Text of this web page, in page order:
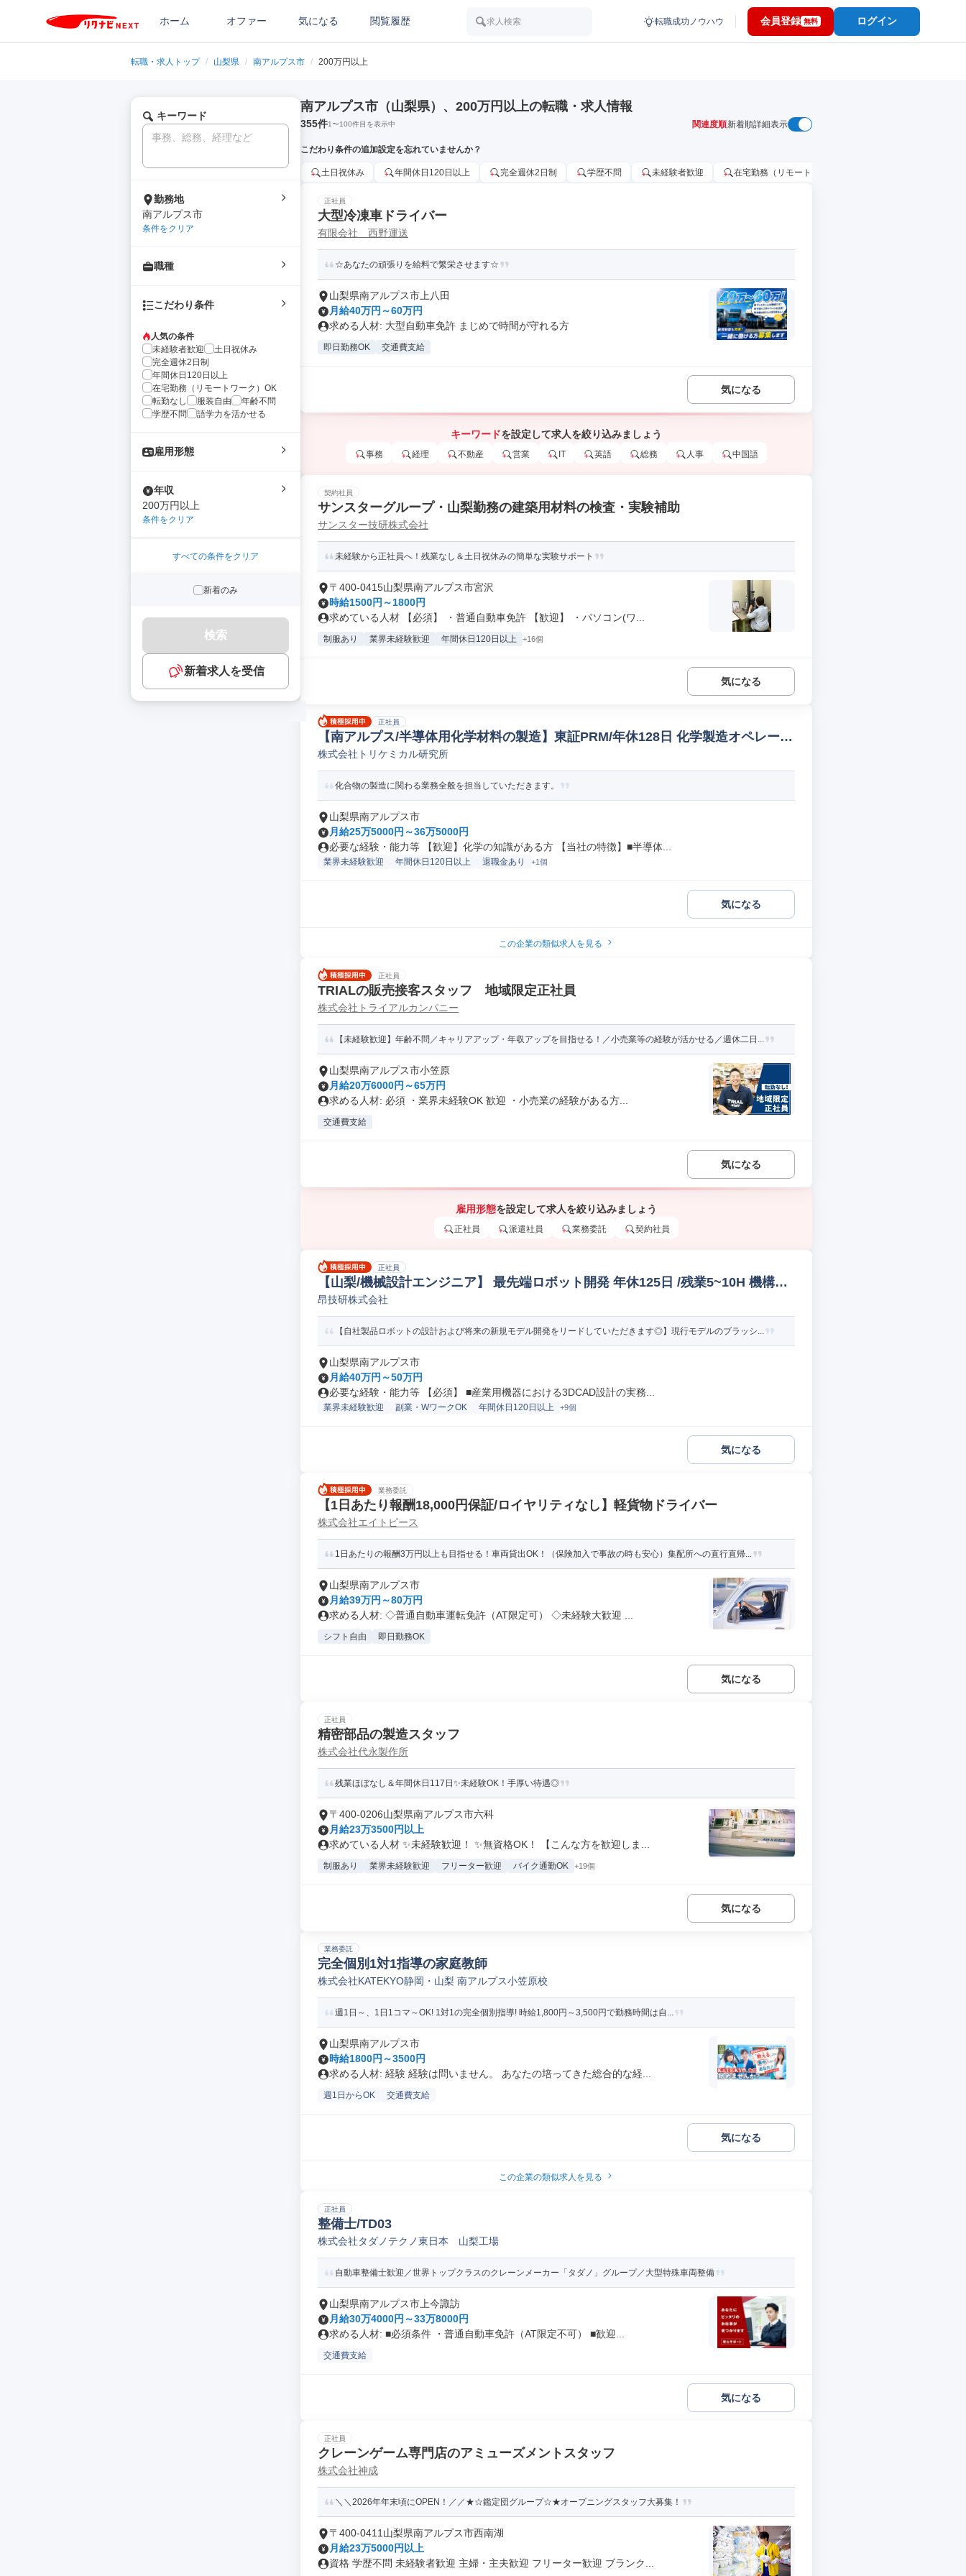
ホーム オファー 気になる 閲覧履歴 求人検索 転職成功ノウハウ 会員登録 無料 ログイン
転職・求人トップ / 山梨県 / 南アルプス市 / 200万円以上
キーワード
勤務地
南アルプス市
条件をクリア
職種
こだわり条件
人気の条件
未経験者歓迎
土日祝休み
完全週休2日制
年間休日120日以上
在宅勤務（リモートワーク）OK
転勤なし
服装自由
年齢不問
学歴不問
語学力を活かせる
雇用形態
年収
200万円以上
条件をクリア
すべての条件をクリア
新着のみ
検索
新着求人を受信
南アルプス市（山梨県）、200万円以上の転職・求人情報
355件1〜100件目を表示中 関連度順新着順詳細表示
こだわり条件の追加設定を忘れていませんか？
土日祝休み 年間休日120日以上 完全週休2日制 学歴不問 未経験者歓迎 在宅勤務（リモートワーク）OK
正社員
大型冷凍車ドライバー
有限会社 西野運送
☆あなたの頑張りを給料で繁栄させます☆
山梨県南アルプス市上八田
月給40万円～60万円
求める人材: 大型自動車免許 まじめで時間が守れる方
即日勤務OK 交通費支給
気になる
キーワードを設定して求人を絞り込みましょう
事務 経理 不動産 営業 IT 英語 総務 人事 中国語
契約社員
サンスターグループ・山梨勤務の建築用材料の検査・実験補助
サンスター技研株式会社
未経験から正社員へ！残業なし＆土日祝休みの簡単な実験サポート
〒400-0415山梨県南アルプス市宮沢
時給1500円～1800円
求めている人材 【必須】 ・普通自動車免許 【歓迎】 ・パソコン(ワ...
制服あり 業界未経験歓迎 年間休日120日以上 +16個
気になる
正社員
【南アルプス/半導体用化学材料の製造】東証PRM/年休128日 化学製造オペレータ
ー/ラインマネージャー
株式会社トリケミカル研究所
化合物の製造に関わる業務全般を担当していただきます。
山梨県南アルプス市
月給25万5000円～36万5000円
必要な経験・能力等 【歓迎】化学の知識がある方 【当社の特徴】■半導体...
業界未経験歓迎 年間休日120日以上 退職金あり +1個
気になる
この企業の類似求人を見る
正社員
TRIALの販売接客スタッフ 地域限定正社員
株式会社トライアルカンパニー
【未経験歓迎】年齢不問／キャリアアップ・年収アップを目指せる！／小売業等の経験が活かせる／週休二日...
山梨県南アルプス市小笠原
月給20万6000円～65万円
求める人材: 必須 ・業界未経験OK 歓迎 ・小売業の経験がある方...
交通費支給
気になる
雇用形態を設定して求人を絞り込みましょう
正社員 派遣社員 業務委託 契約社員
正社員
【山梨/機械設計エンジニア】 最先端ロボット開発 年休125日 /残業5~10H 機構設
計
昂技研株式会社
【自社製品ロボットの設計および将来の新規モデル開発をリードしていただきます◎】現行モデルのブラッシ...
山梨県南アルプス市
月給40万円～50万円
必要な経験・能力等 【必須】 ■産業用機器における3DCAD設計の実務...
業界未経験歓迎 副業・WワークOK 年間休日120日以上 +9個
気になる
業務委託
【1日あたり報酬18,000円保証/ロイヤリティなし】軽貨物ドライバー
株式会社エイトピース
1日あたりの報酬3万円以上も目指せる！車両貸出OK！（保険加入で事故の時も安心）集配所への直行直帰...
山梨県南アルプス市
月給39万円～80万円
求める人材: ◇普通自動車運転免許（AT限定可） ◇未経験大歓迎 ...
シフト自由 即日勤務OK
気になる
正社員
精密部品の製造スタッフ
株式会社代永製作所
残業ほぼなし＆年間休日117日✨未経験OK！手厚い待遇◎
〒400-0206山梨県南アルプス市六科
月給23万3500円以上
求めている人材 ✨未経験歓迎！ ✨無資格OK！ 【こんな方を歓迎しま...
制服あり 業界未経験歓迎 フリーター歓迎 バイク通勤OK +19個
気になる
業務委託
完全個別1対1指導の家庭教師
株式会社KATEKYO静岡・山梨 南アルプス小笠原校
週1日～、1日1コマ～OK! 1対1の完全個別指導! 時給1,800円～3,500円で勤務時間は自...
山梨県南アルプス市
時給1800円～3500円
求める人材: 経験 経験は問いません。 あなたの培ってきた総合的な経...
週1日からOK 交通費支給
気になる
この企業の類似求人を見る
正社員
整備士/TD03
株式会社タダノテクノ東日本 山梨工場
自動車整備士歓迎／世界トップクラスのクレーンメーカー「タダノ」グループ／大型特殊車両整備
山梨県南アルプス市上今諏訪
月給30万4000円～33万8000円
求める人材: ■必須条件 ・普通自動車免許（AT限定不可） ■歓迎...
交通費支給
気になる
正社員
クレーンゲーム専門店のアミューズメントスタッフ
株式会社神成
＼＼2026年年末頃にOPEN！／／★☆鑑定団グループ☆★オープニングスタッフ大募集！
〒400-0411山梨県南アルプス市西南湖
月給23万5000円以上
資格 学歴不問 未経験者歓迎 主婦・主夫歓迎 フリーター歓迎 ブランク...